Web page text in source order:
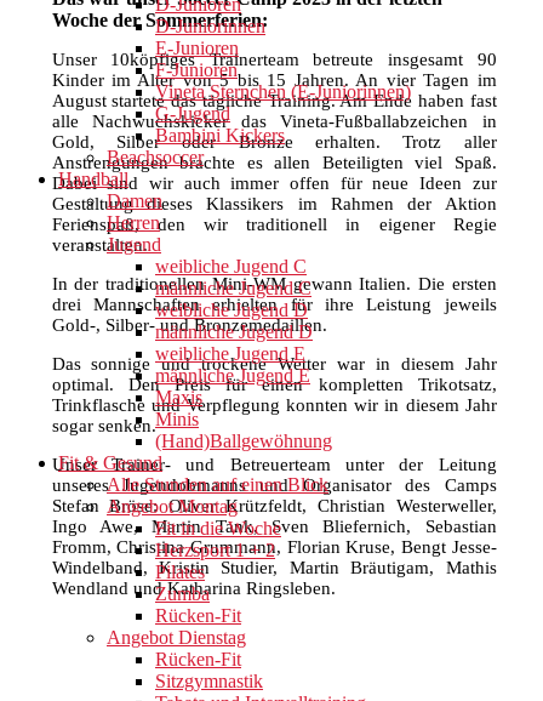
D-Junioren
D-Juniorinnen
E-Junioren
F-Junioren
Vineta Sternchen (E-Juniorinnen)
G-Jugend
Bambini Kickers
Beachsoccer
Handball
Damen
Herren
Jugend
weibliche Jugend C
männliche Jugend C
weibliche Jugend D
männliche Jugend D
weibliche Jugend E
männliche Jugend E
Maxis
Minis
(Hand)Ballgewöhnung
Fit & Gesund
Alle Stunden auf einen Blick
Angebot Montag
Fit in die Woche
Herzsport 1 + 2
Pilates
Zumba
Rücken-Fit
Angebot Dienstag
Rücken-Fit
Sitzgymnastik
Woche der Sommerferien:
Unser 10köpfiges Trainerteam betreute insgesamt 90
Kinder im Alter von 5 bis 15 Jahren. An vier Tagen im
August startete das tägliche Training. Am Ende haben fast
alle Nachwuchskicker das Vineta-Fußballabzeichen in
Gold, Silber oder Bronze erhalten. Trotz aller
Anstrengungen brachte es allen Beteiligten viel Spaß.
Dabei sind wir auch immer offen für neue Ideen zur
Gestaltung dieses Klassikers im Rahmen der Aktion
Ferienspaß, den wir traditionell in eigener Regie
veranstalten.
In der traditionellen Mini-WM gewann Italien. Die ersten
drei Mannschaften erhielten für ihre Leistung jeweils
Gold-, Silber- und Bronzemedaillen.
Das sonnige und trockene Wetter war in diesem Jahr
optimal. Den Preis für einen kompletten Trikotsatz,
Trinkflasche und Verpflegung konnten wir in diesem Jahr
sogar senken.
Unser Trainer- und Betreuerteam unter der Leitung
unseres Jugendobmanns und Organisator des Camps
Stefan Bröse: Oliver Krützfeldt, Christian Westerweller,
Ingo Awe, Martin Tank, Sven Bliefernich, Sebastian
Fromm, Christina Grummann, Florian Kruse, Bengt Jesse-
Windelband, Kristin Studier, Martin Bräutigam, Mathis
Wendland und Katharina Ringsleben.